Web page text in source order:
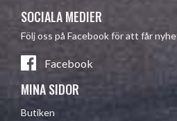
SOCIALA MEDIER
Följ oss på Facebook för att får
Facebook
MINA SIDOR
Butiken